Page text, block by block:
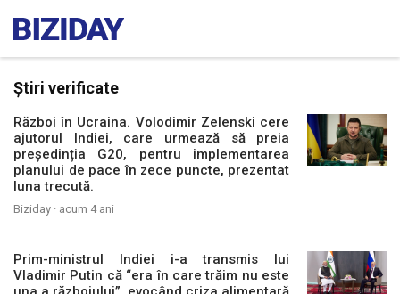
Știri verificate
Război în Ucraina. Volodimir Zelenski cere
ajutorul Indiei, care urmează să preia
președinția G20, pentru implementarea
planului de pace în zece puncte, prezentat
luna trecută.
Biziday · acum 4 ani
Prim-ministrul Indiei i-a transmis lui
Vladimir Putin că “era în care trăim nu este